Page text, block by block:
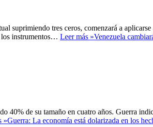
suprimiendo tres ceros, comenzará a
los instrumentos… Leer más »Venezuela
de su tamaño en cuatro años. Guerra
»Guerra: La economía está dolarizada en los